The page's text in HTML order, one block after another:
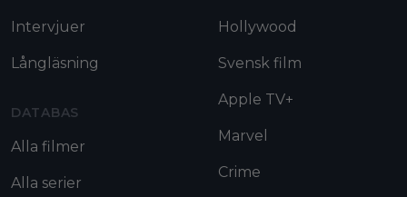
Intervjuer
Långläsning
DATABAS
Alla filmer
Alla serier
Hollywood
Svensk film
Apple TV+
Marvel
Crime